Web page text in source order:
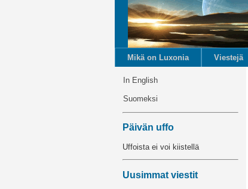
Mikä on Luxonia Viestejä
In English
Suomeksi
Päivän uffo
Uffoista ei voi kiistellä
Uusimmat viestit